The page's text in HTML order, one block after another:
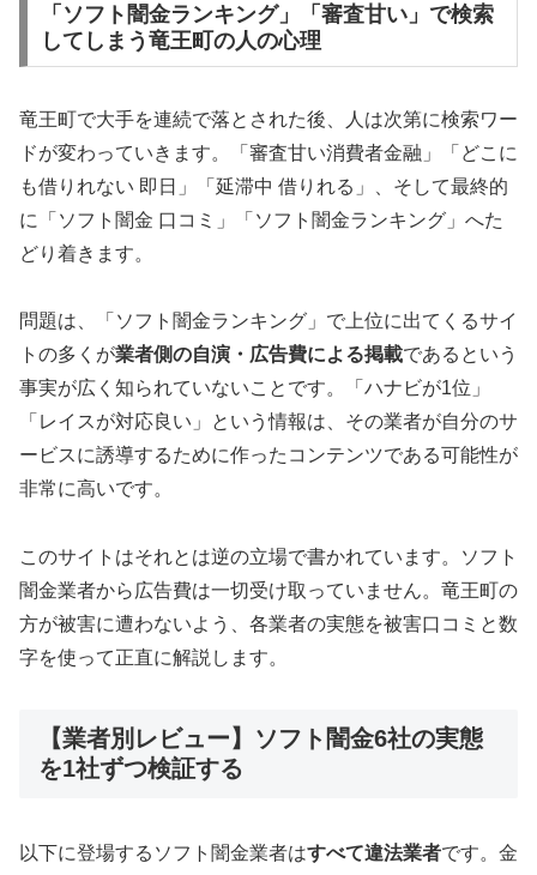
「ソフト闇金ランキング」「審査甘い」で検索
してしまう竜王町の人の心理
竜王町で大手を連続で落とされた後、人は次第に検索ワー
ドが変わっていきます。「審査甘い消費者金融」「どこに
も借りれない 即日」「延滞中 借りれる」、そして最終的
に「ソフト闇金 口コミ」「ソフト闇金ランキング」へた
どり着きます。
問題は、「ソフト闇金ランキング」で上位に出てくるサイ
トの多くが業者側の自演・広告費による掲載であるという
事実が広く知られていないことです。「ハナビが1位」
「レイスが対応良い」という情報は、その業者が自分のサ
ービスに誘導するために作ったコンテンツである可能性が
非常に高いです。
このサイトはそれとは逆の立場で書かれています。ソフト
闇金業者から広告費は一切受け取っていません。竜王町の
方が被害に遭わないよう、各業者の実態を被害口コミと数
字を使って正直に解説します。
【業者別レビュー】ソフト闇金6社の実態
を1社ずつ検証する
以下に登場するソフト闇金業者はすべて違法業者です。金